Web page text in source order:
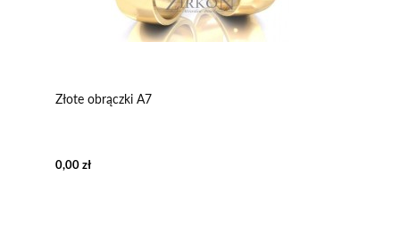
Złote obrączki A7
0,00 zł